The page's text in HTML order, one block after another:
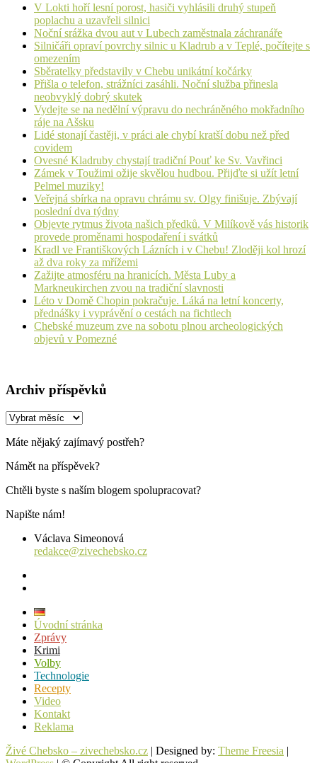
V Lokti hoří lesní porost, hasiči vyhlásili druhý stupeň
poplachu a uzavřeli silnici
Noční srážka dvou aut v Lubech zaměstnala záchranáře
Silničáři opraví povrchy silnic u Kladrub a v Teplé, počítejte s
omezením
Sběratelky představily v Chebu unikátní kočárky
Přišla o telefon, strážníci zasáhli. Noční služba přinesla
neobvyklý dobrý skutek
Vydejte se na nedělní výpravu do nechráněného mokřadního
ráje na Ašsku
Lidé stonají častěji, v práci ale chybí kratší dobu než před
covidem
Ovesné Kladruby chystají tradiční Pouť ke Sv. Vavřinci
Zámek v Toužimi ožije skvělou hudbou. Přijďte si užít letní
Pelmel muziky!
Veřejná sbírka na opravu chrámu sv. Olgy finišuje. Zbývají
poslední dva týdny
Objevte rytmus života našich předků. V Milíkově vás historik
provede proměnami hospodaření i svátků
Kradl ve Františkových Lázních i v Chebu! Zloději kol hrozí
až dva roky za mřížemi
Zažijte atmosféru na hranicích. Města Luby a
Markneukirchen zvou na tradiční slavnosti
Léto v Domě Chopin pokračuje. Láká na letní koncerty,
přednášky i vyprávění o cestách na fichtlech
Chebské muzeum zve na sobotu plnou archeologických
objevů v Pomezné
Archiv příspěvků
Archiv
Máte nějaký zajímavý postřeh?
Námět na příspěvek?
Chtěli byste s naším blogem spolupracovat?
Napište nám!
Václava Simeonová
redakce@zivechebsko.cz
Úvodní stránka
Zprávy
Krimi
Volby
Technologie
Recepty
Video
Kontakt
Reklama
Živé Chebsko – zivechebsko.cz | Designed by: Theme Freesia |